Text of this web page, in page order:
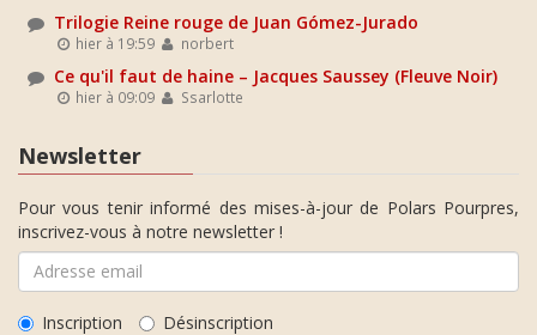
Trilogie Reine rouge de Juan Gómez-Jurado
hier à 19:59 norbert
Ce qu'il faut de haine – Jacques Saussey (Fleuve Noir)
hier à 09:09 Ssarlotte
Newsletter
Pour vous tenir informé des mises-à-jour de Polars Pourpres,
inscrivez-vous à notre newsletter !
Inscription Désinscription